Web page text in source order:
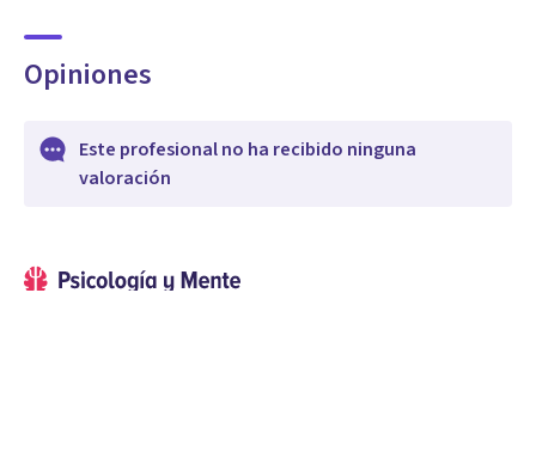
Opiniones
Este profesional no ha recibido ninguna
valoración